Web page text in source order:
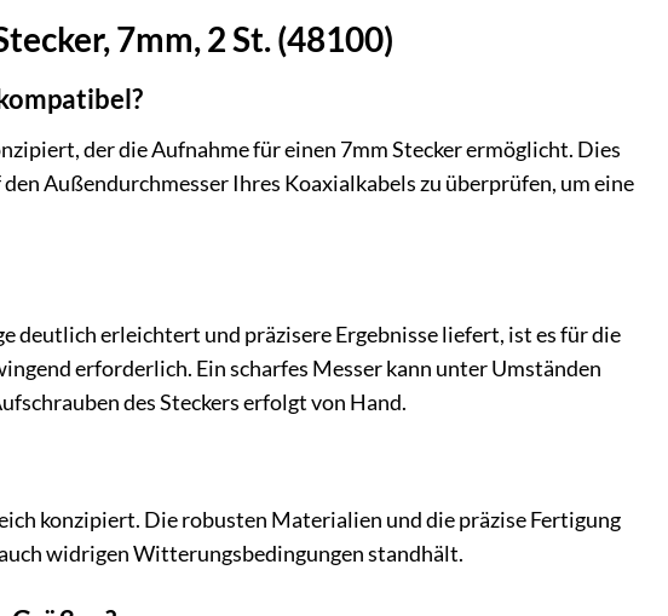
7mm, 2 St. (48100)
der die Aufnahme für einen 7mm Stecker ermöglicht. Dies
Außendurchmesser Ihres Koaxialkabels zu überprüfen, um eine
deutlich erleichtert und präzisere Ergebnisse liefert, ist es für die
erforderlich. Ein scharfes Messer kann unter Umständen
des Steckers erfolgt von Hand.
konzipiert. Die robusten Materialien und die präzise Fertigung
widrigen Witterungsbedingungen standhält.